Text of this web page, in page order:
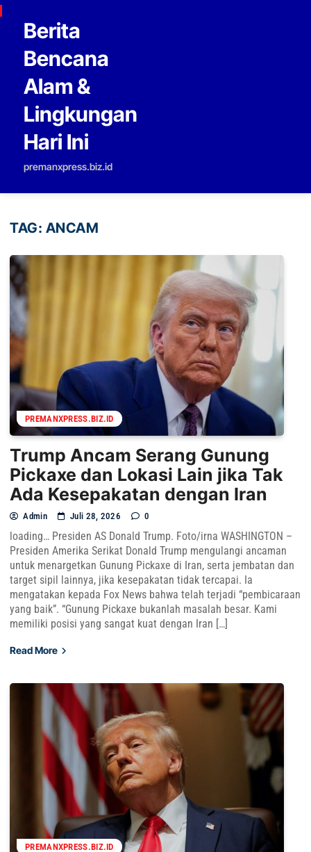
Skip to content
Berita
Bencana
Alam &
Lingkungan
Hari Ini
premanxpress.biz.id
TAG: ANCAM
PREMANXPRESS.BIZ.ID
Trump Ancam Serang Gunung
Pickaxe dan Lokasi Lain jika Tak
Ada Kesepakatan dengan Iran
Admin Juli 28, 2026 0
loading… Presiden AS Donald Trump. Foto/irna WASHINGTON –
Presiden Amerika Serikat Donald Trump mengulangi ancaman
untuk menargetkan Gunung Pickaxe di Iran, serta jembatan dan
target sipil lainnya, jika kesepakatan tidak tercapai. Ia
mengatakan kepada Fox News bahwa telah terjadi “pembicaraan
yang baik”. “Gunung Pickaxe bukanlah masalah besar. Kami
memiliki posisi yang sangat kuat dengan Iran […]
Read More
PREMANXPRESS.BIZ.ID